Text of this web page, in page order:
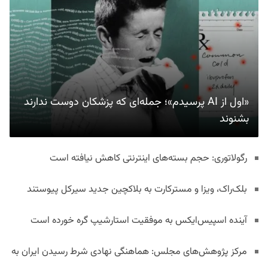
«اول از AI پرسیدم»؛ جمله‌ای که پزشکان دوست ندارند
بشنوند
رگولاتوری: حجم بسته‌های اینترنتی کاهش نیافته است
بلک‌راک، ویزا و مسترکارت به بلاکچین جدید سیرکل پیوستند
آینده اسپیس‌ایکس به موفقیت استارشیپ گره خورده است
مرکز پژوهش‌های مجلس: هماهنگی نهادی شرط رسیدن ایران به